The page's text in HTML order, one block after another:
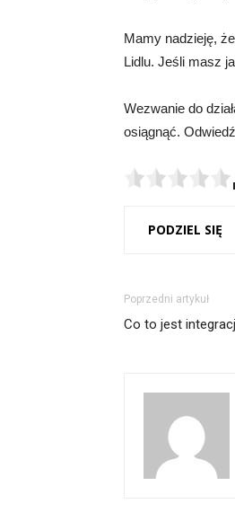
Mamy nadzieję,
Lidlu. Jeśli masz
Wezwanie do
osiągnąć.
PODZIEL SIĘ
Poprzedni artykuł
Co to jest